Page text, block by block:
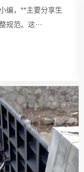
编，**主要分享生
规范。这···